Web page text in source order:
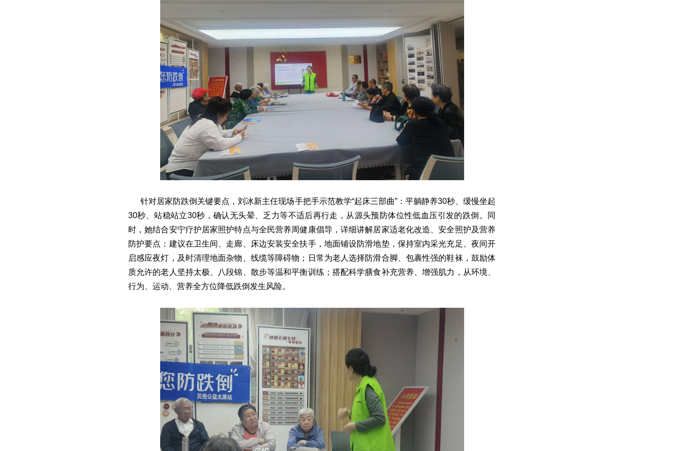
针对居家防跌倒关键要点，刘冰新主任现场手把手示范教学“起床三部曲”：平躺静养30秒、缓慢坐起
30秒、站稳站立30秒，确认无头晕、乏力等不适后再行走，从源头预防体位性低血压引发的跌倒。同
时，她结合安宁疗护居家照护特点与全民营养周健康倡导，详细讲解居家适老化改造、安全照护及营养
防护要点：建议在卫生间、走廊、床边安装安全扶手，地面铺设防滑地垫，保持室内采光充足、夜间开
启感应夜灯，及时清理地面杂物、线缆等障碍物；日常为老人选择防滑合脚、包裹性强的鞋袜，鼓励体
质允许的老人坚持太极、八段锦、散步等温和平衡训练；搭配科学膳食补充营养、增强肌力，从环境、
行为、运动、营养全方位降低跌倒发生风险。